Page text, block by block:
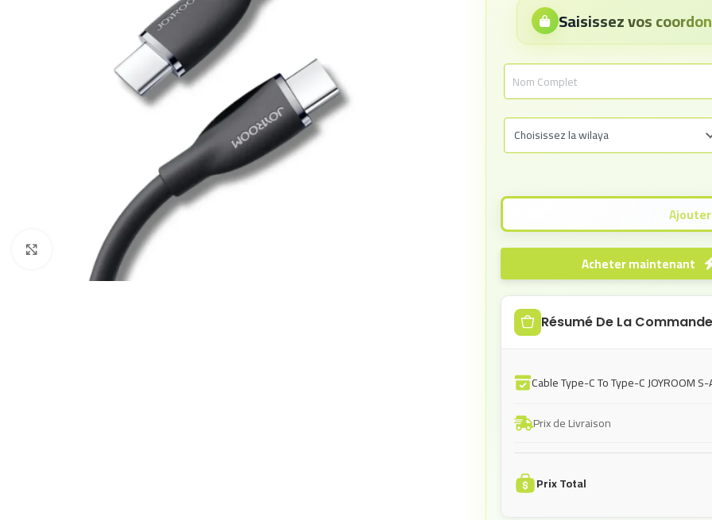
Câbles Video
Click to enlarge
Saisissez vos
Acheter maintenant
Résumé De La Commande
Cable Type-C To Type-C JOYROOM
Prix de Livraison
Prix Total